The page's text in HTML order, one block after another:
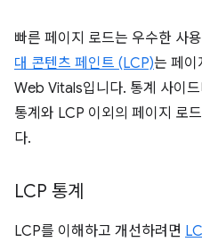
빠른 페이지 로드는 우수한 사
대 콘텐츠 페인트 (LCP)는 페
Web Vitals입니다. 통계 사이
통계와 LCP 이외의 페이지 로
다.
LCP 통계
LCP를 이해하고 개선하려면